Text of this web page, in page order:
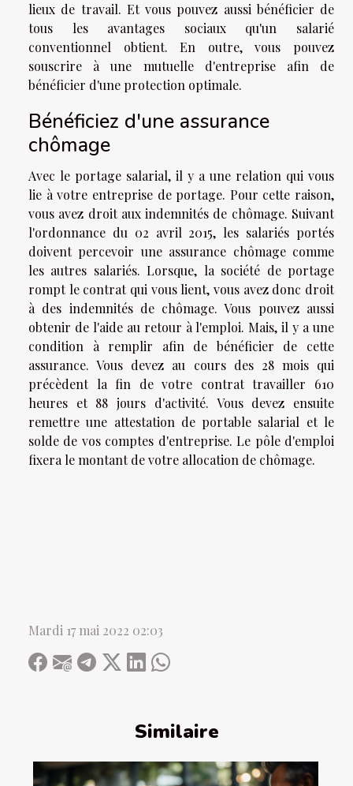
Similaire
lieux de travail. Et vous pouvez aussi bénéficier de
tous les avantages sociaux qu'un salarié
conventionnel obtient. En outre, vous pouvez
souscrire à une mutuelle d'entreprise afin de
bénéficier d'une protection optimale.
Bénéficiez d'une assurance
chômage
Avec le portage salarial, il y a une relation qui vous
lie à votre entreprise de portage. Pour cette raison,
vous avez droit aux indemnités de chômage. Suivant
l'ordonnance du 02 avril 2015, les salariés portés
doivent percevoir une assurance chômage comme
les autres salariés. Lorsque, la société de portage
rompt le contrat qui vous lient, vous avez donc droit
à des indemnités de chômage. Vous pouvez aussi
obtenir de l'aide au retour à l'emploi. Mais, il y a une
condition à remplir afin de bénéficier de cette
assurance. Vous devez au cours des 28 mois qui
précèdent la fin de votre contrat travailler 610
heures et 88 jours d'activité. Vous devez ensuite
remettre une attestation de portable salarial et le
solde de vos comptes d'entreprise. Le pôle d'emploi
fixera le montant de votre allocation de chômage.
Mardi 17 mai 2022 02:03